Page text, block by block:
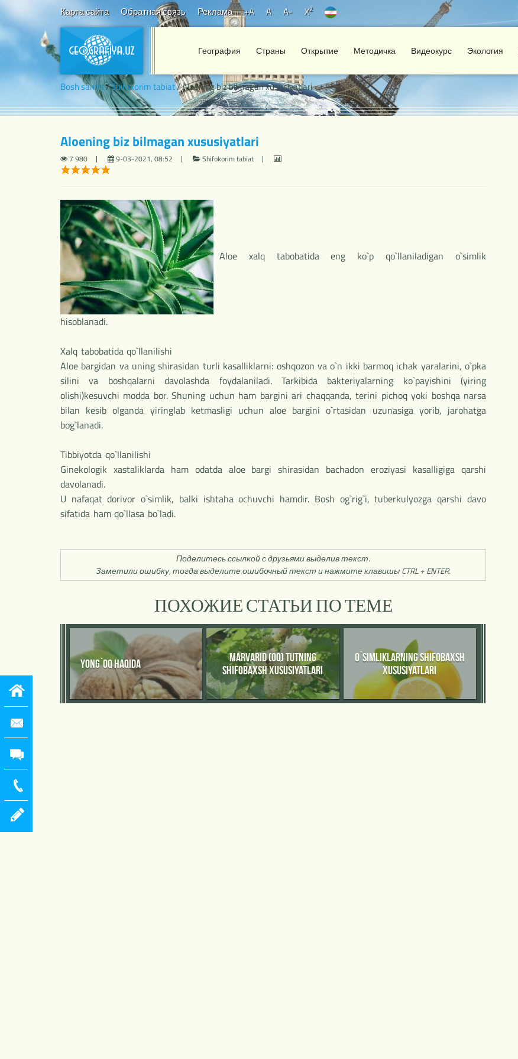
Карта сайта Обратная связь Реклама +A A A- X2
География Страны Открытие Методичка Видеокурс Экология
Bosh sahifa/Shifokorim tabiat/ Aloening biz bilmagan xususiyatlari
Aloening biz bilmagan xususiyatlari
7 980 9-03-2021, 08:52 Shifokorim tabiat
Aloe xalq tabobatida eng ko`p qo`llaniladigan o`simlik
hisoblanadi.
Xalq tabobatida qo`llanilishi
Aloe bargidan va uning shirasidan turli kasalliklarni: oshqozon va o`n ikki barmoq ichak yaralarini, o`pka
silini va boshqalarni davolashda foydalaniladi. Tarkibida bakteriyalarning ko`payishini (yiring
olishi)kesuvchi modda bor. Shuning uchun ham bargini ari chaqqanda, terini pichoq yoki boshqa narsa
bilan kesib olganda yiringlab ketmasligi uchun aloe bargini o`rtasidan uzunasiga yorib, jarohatga
bog`lanadi.
Tibbiyotda qo`llanilishi
Ginekologik xastaliklarda ham odatda aloe bargi shirasidan bachadon eroziyasi kasalligiga qarshi
davolanadi.
U nafaqat dorivor o`simlik, balki ishtaha ochuvchi hamdir. Bosh og`rig`i, tuberkulyozga qarshi davo
sifatida ham qo`llasa bo`ladi.
Поделитесь ссылкой с друзьями выделив текст.
Заметили ошибку, тогда выделите ошибочный текст и нажмите клавишы CTRL + ENTER.
ПОХОЖИЕ СТАТЬИ ПО ТЕМЕ
YONG`OQ HAQIDA
MARVARID (OQ) TUTNING
SHIFOBAXSH XUSUSIYATLARI
O`SIMLIKLARNING SHIFOBAXSH
XUSUSIYATLARI